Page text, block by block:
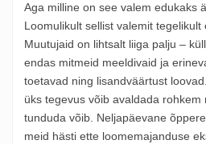
Aga milline on see valem edukaks
Loomulikult sellist valemit tegelikult
Muutujaid on lihtsalt liiga palju –
endas mitmeid meeldivaid ja
toetavad ning lisandväärtust
üks tegevus võib avaldada rohkem
tunduda võib. Neljapäevane
meid hästi ette loomemajanduse